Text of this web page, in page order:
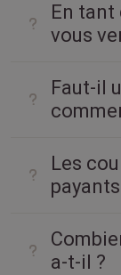
En tant
vous
Faut-il
Les
a-t-il ?